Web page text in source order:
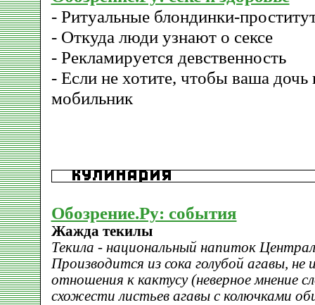
- Ритуальные блондинки-
- Откуда люди узнают о сексе
- Рекламируется девственность
- Если не хотите, чтобы ваша дочь
мобильник
Обозрение.Ру: события
Жажда текилы
Текила - национальный напиток
Производится из сока голубой агавы,
отношения к кактусу (неверное мнение
схожести листьев агавы с колючками